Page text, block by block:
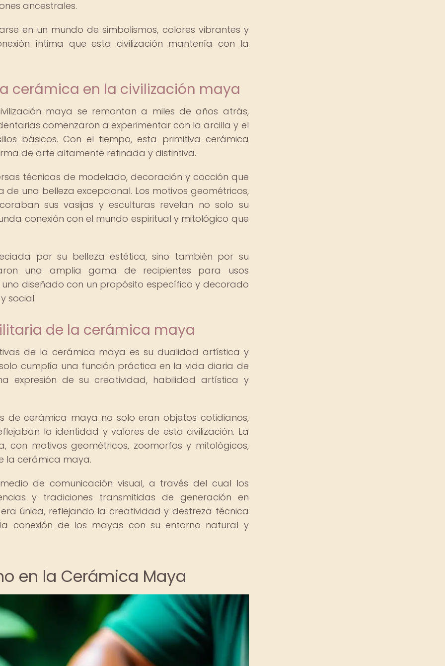
ancestrales.
en un mundo de simbolismos, colores vibrantes y
íntima que esta civilización mantenía con la
cerámica en la civilización maya
maya se remontan a miles de años atrás,
comenzaron a experimentar con la arcilla y el
básicos. Con el tiempo, esta primitiva cerámica
de arte altamente refinada y distintiva.
técnicas de modelado, decoración y cocción que
una belleza excepcional. Los motivos geométricos,
sus vasijas y esculturas revelan no solo su
conexión con el mundo espiritual y mitológico que
por su belleza estética, sino también por su
una amplia gama de recipientes para usos
diseñado con un propósito específico y decorado
social.
de la cerámica maya
de la cerámica maya es su dualidad artística y
cumplía una función práctica en la vida diaria de
expresión de su creatividad, habilidad artística y
de cerámica maya no solo eran objetos cotidianos,
la identidad y valores de esta civilización. La
con motivos geométricos, zoomorfos y mitológicos,
la cerámica maya.
de comunicación visual, a través del cual los
y tradiciones transmitidas de generación en
única, reflejando la creatividad y destreza técnica
conexión de los mayas con su entorno natural y
en la Cerámica Maya